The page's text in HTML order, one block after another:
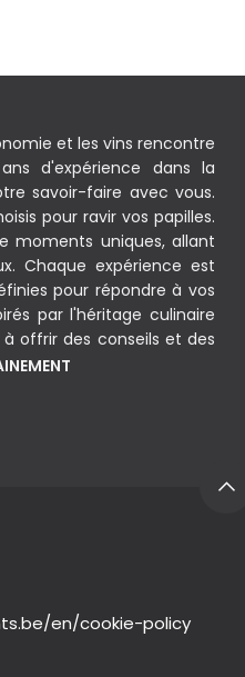
et les vins rencontre
d'expérience dans la
savoir-faire avec vous.
pour ravir vos papilles.
moments uniques, allant
Chaque expérience est
pour répondre à vos
par l'héritage culinaire
offrir des conseils et des
en/cookie-policy